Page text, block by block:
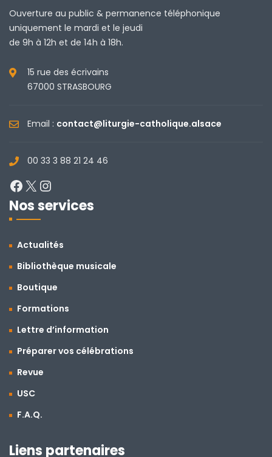
Ouverture au public & permanence téléphonique
uniquement le mardi et le jeudi
de 9h à 12h et de 14h à 18h.
15 rue des écrivains
67000 STRASBOURG
Email : contact@liturgie-catholique.alsace
00 33 3 88 21 24 46
Facebook
X
Nos services
Actualités
Bibliothèque musicale
Boutique
Formations
Lettre d’information
Préparer vos célébrations
Revue
USC
F.A.Q.
Liens partenaires